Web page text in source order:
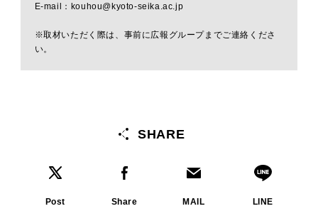
E-mail：kouhou@kyoto-seika.ac.jp
※取材いただく際は、事前に広報グループまでご連絡くださ
い。
SHARE
Post Share MAIL LINE